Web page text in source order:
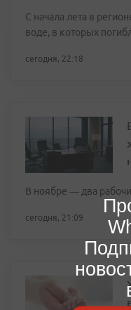
С начала лета в
воде, в которых
сегодня, 22:18
В ноябре — два
сегодня, 21:09